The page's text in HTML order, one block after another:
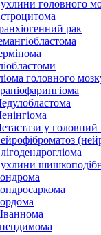
головного
рак
головного
у головний